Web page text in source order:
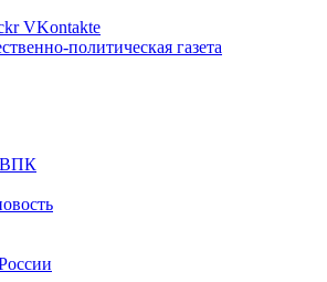
VKontakte
ВПК